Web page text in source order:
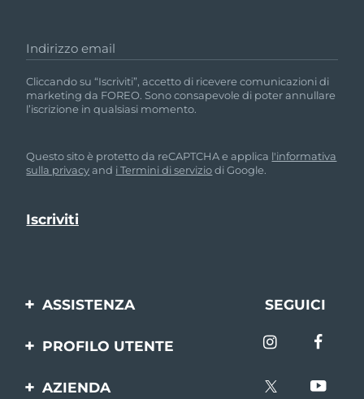
Indirizzo email
Cliccando su “Iscriviti”, accetto di ricevere comunicazioni di
marketing da FOREO. Sono consapevole di poter annullare
l’iscrizione in qualsiasi momento.
Questo sito è protetto da reCAPTCHA e applica l'informativa
sulla privacyand i Termini di serviziodi Google.
ASSISTENZA
Contattaci
SEGUICI
PROFILO UTENTE
prodotto
AZIENDA